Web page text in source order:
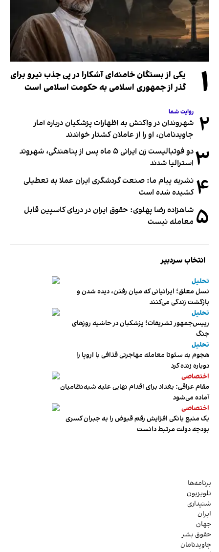
۱
یکی از بستگان خامنه‌ای آشکارا در پی جذب نیرو برای
گذر از جمهوری اسلامی به حکومت اسلامی است
۲ روایت شما
شهروندان در واکنش به اظهارات پزشکیان درباره آمار
جاویدنامان، او را از عاملان کشتار خواندند
۳
دو فوتبالیست زن ایرانی ۵ ماه پس از پناهندگی، شهروند
استرالیا شدند
۴ نشریه پیام ما: صنعت گردشگری ایران عملا به تعطیلی
کشیده شده است
۵ شاهزاده رضا پهلوی: حقوق ایران در دریای کاسپین قابل
معامله نیست
انتخاب سردبیر
تحلیل
نسل معلق؛ ایرانیانی که میان رفتن، دیده شدن و
بازگشت زندگی می‌کنند
تحلیل
رییس‌جمهور تشریفات؛ پزشکیان در حاشیه روزهای
جنگ
تحلیل
هجوم به سئوتا معامله مهاجرتی قذافی با اروپا را
دوباره زنده کرد
اختصاصی
مقام عراقی: بغداد برای اقدام نهایی علیه شبه‌نظامیان
آماده می‌شود
اختصاصی
یک منبع بانکی افزایش رقم قبوض را به جبران کسری
بودجه دولت مرتبط دانست
برنامه‌ها
تلویزیون
شنیداری
ایران
جهان
حقوق بشر
جاویدنامان